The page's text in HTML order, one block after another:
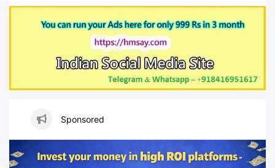
Sponsored